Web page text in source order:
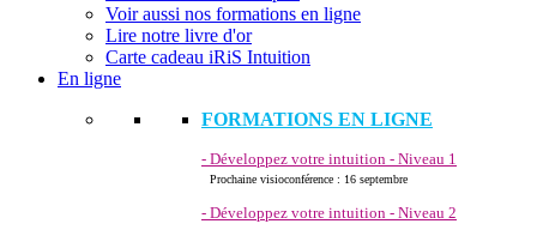
Voir aussi nos formations en ligne
Lire notre livre d'or
Carte cadeau iRiS Intuition
En ligne
FORMATIONS EN LIGNE
- Développez votre intuition - Niveau 1
Prochaine visioconférence : 16 septembre
- Développez votre intuition - Niveau 2